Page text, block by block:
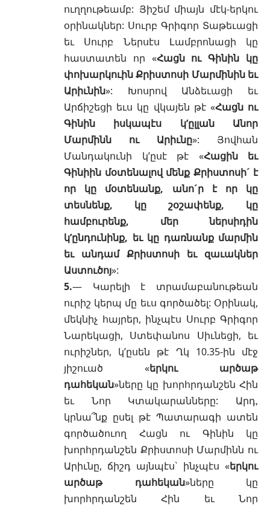
ուղղութեամբ: Յիշեմ միայն մէկ-երկու
օրինակներ: Սուրբ Գրիգոր Տաթեւացի
եւ Սուրբ Ներսէս Լամբրոնացի կը
հաստատեն որ «Հացն ու Գինին կը
փոխարկուին Քրիստոսի Մարմինին եւ
Արիւնին»: Խոսրով Անձեւացի եւ
Արճիշեցի եւս կը վկայեն թէ «Հացն ու
Գինին իսկապէս կ’ըլլան Անոր
Մարմինն ու Արիւնը»: Յովհան
Մանդակունի կ’ըսէ թէ «Հացին եւ
Գինիին մօտենալով մենք Քրիստոսի´ է
որ կը մօտենանք, անո´ր է որ կը
տեսնենք, կը շօշափենք, կը
համբուրենք, մեր ներսիդին
կ’ընդունինք, եւ կը դառնանք մարմին
եւ անդամ Քրիստոսի եւ զաւակներ
Աստուծոյ»:
5.— Կարելի է տրամաբանութեան
ուրիշ կերպ մը եւս գործածել: Օրինակ,
մեկնիչ հայրեր, ինչպէս Սուրբ Գրիգոր
Նարեկացի, Ստեփանոս Սիւնեցի, եւ
ուրիշներ, կ’ըսեն թէ Ղկ 10.35-ին մէջ
յիշուած «երկու արծաթ
դահեկան»ները կը խորհրդանշեն Հին
եւ Նոր Կտակարանները: Արդ,
կրնա՞նք ըսել թէ Պատարագի ատեն
գործածուող Հացն ու Գինին կը
խորհրդանշեն Քրիստոսի Մարմինն ու
Արիւնը, ճիշդ այնպէս` ինչպէս «երկու
արծաթ դահեկան»ները կը
խորհրդանշեն Հին եւ Նոր